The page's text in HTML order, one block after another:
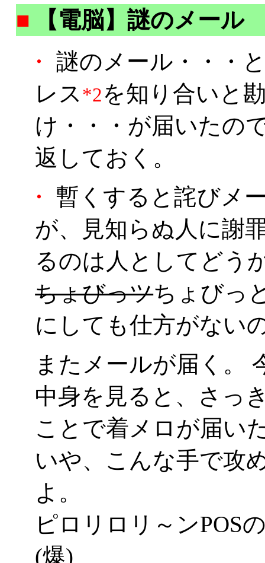
■
【電脳】謎のメール
・
謎のメール・・・
レス*2を知り合いと
け・・・が届いたの
返しておく。
・
暫くすると詫びメ
が、見知らぬ人に謝
るのは人としてどう
ちょびっツちょびっ
にしても仕方がない
またメールが届く。
中身を見ると、さっ
ことで着メロが届い
いや、こんな手で攻
よ。
ピロリロリ～ンPOS
(爆)